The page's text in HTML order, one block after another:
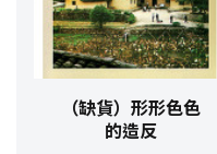
（缺貨）形形色色
的造反